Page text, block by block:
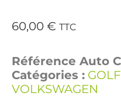
60,00 € TTC
Référence Auto
Catégories :
VOLKSWAGEN